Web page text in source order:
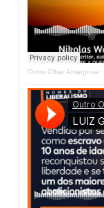
Outro Olhar Amargosa ·